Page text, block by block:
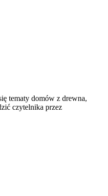
tematy domów z drewna,
czytelnika przez